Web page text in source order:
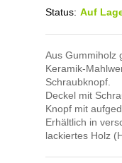
Status: Auf
Aus Gummiholz
Keramik-
Schraubknopf.
Deckel mit
Knopf mit
Erhältlich in
lackiertes Holz